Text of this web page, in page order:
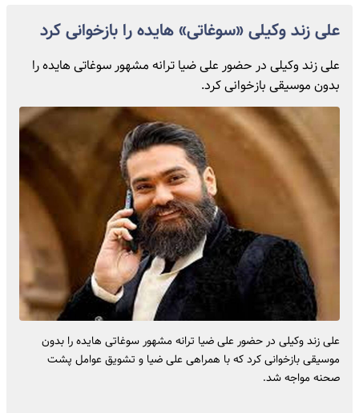
علی زند وکیلی «سوغاتی» هایده را بازخوانی کرد
علی زند وکیلی در حضور علی ضیا ترانه مشهور سوغاتی هایده را
بدون موسیقی بازخوانی کرد.
علی زند وکیلی در حضور علی ضیا ترانه مشهور سوغاتی هایده را بدون
موسیقی بازخوانی کرد که با همراهی علی ضیا و تشویق عوامل پشت
صحنه مواجه شد.